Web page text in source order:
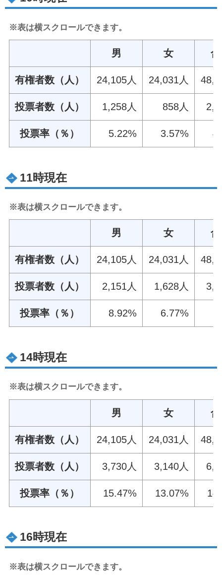
※表は横スクロールできます。
男 女
有権者数（人） 24,105人 24,031人
投票者数（人） 1,258人 858人
投票率（％） 5.22% 3.57%
11時現在
※表は横スクロールできます。
男 女
有権者数（人） 24,105人 24,031人
投票者数（人） 2,151人 1,628人
投票率（％） 8.92% 6.77%
14時現在
※表は横スクロールできます。
男 女
有権者数（人） 24,105人 24,031人
投票者数（人） 3,730人 3,140人
投票率（％） 15.47% 13.07%
16時現在
※表は横スクロールできます。